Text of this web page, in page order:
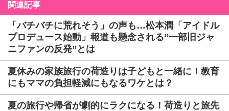
関連記事
「バチバチに荒れそう」の声も…松本潤「アイドル
プロデュース始動」報道も懸念される“一部旧ジャ
ニファンの反発”とは
夏休みの家族旅行の荷造りは子どもと一緒に！教育
にもママの負担軽減にもなるワケとは？
夏の旅行や帰省が劇的にラクになる！荷造りと旅先